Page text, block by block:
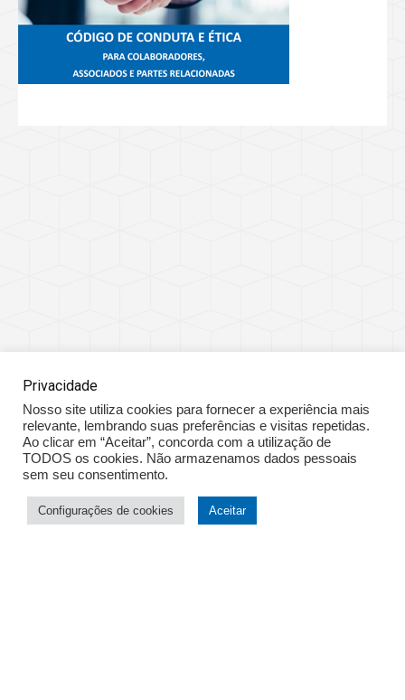
Privacidade
Nosso site utiliza cookies para fornecer a experiência mais
relevante, lembrando suas preferências e visitas repetidas.
Ao clicar em “Aceitar”, concorda com a utilização de
TODOS os cookies. Não armazenamos dados pessoais
sem seu consentimento.
Configurações de cookies Aceitar